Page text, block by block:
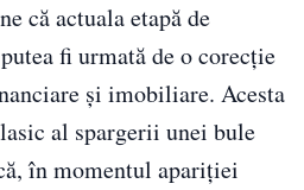
că actuala etapă de
fi urmată de o corecție
și imobiliare. Acesta
al spargerii unei bule
în momentul apariției